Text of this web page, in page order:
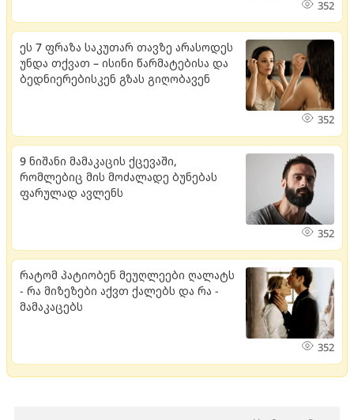
352
ეს 7 ფრაზა საკუთარ თავზე არასოდეს
უნდა თქვათ – ისინი წარმატებისა და
ბედნიერებისკენ გზას გიღობავენ
352
9 ნიშანი მამაკაცის ქცევაში,
რომლებიც მის მოძალადე ბუნებას
ფარულად ავლენს
352
რატომ პატიობენ მეუღლეები ღალატს
- რა მიზეზები აქვთ ქალებს და რა -
მამაკაცებს
352